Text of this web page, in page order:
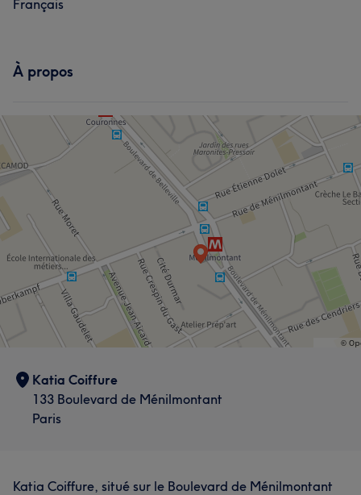
Français
À propos
Katia Coiffure
133 Boulevard de Ménilmontant
Paris
Katia Coiffure, situé sur le Boulevard de Ménilmontant